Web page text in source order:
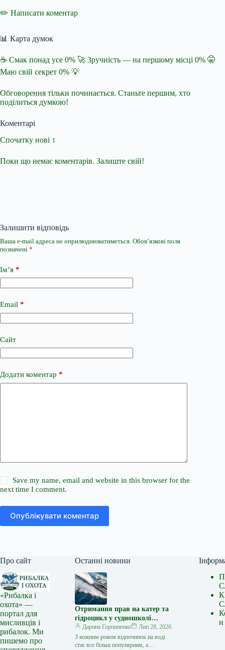
✏️ Написати коментар
📊 Карта думок
☕ Смак понад усе 0% 🚀 Зручність — на першому місці 0% 🤫
Маю свій секрет 0% 💡
Обговорення тільки починається. Станьте першим, хто
поділиться думкою!
Коментарі
Спочатку нові ↕
Поки що немає коментарів. Залиште свій!
Залишити відповідь
Ваша e-mail адреса не оприлюднюватиметься. Обов’язкові поля
позначені *
Ім’я *
Email *
Сайт
Додати коментар *
Save my name, email and website in this browser for the
next time I comment.
Опублікувати коментар
Про сайт
«Рибалка і
охота» —
портал для
мисливців і
рибалок. Ми
пишемо про
Останні новини
Отримання прав на катер та
гідроцикл у судношколі
«Либідь-А»: від теорії до
іспиту
Дарина Горпиненко
Лип 28, 2026
З кожним роком відпочинок на воді
стає все більш популярним, а
и